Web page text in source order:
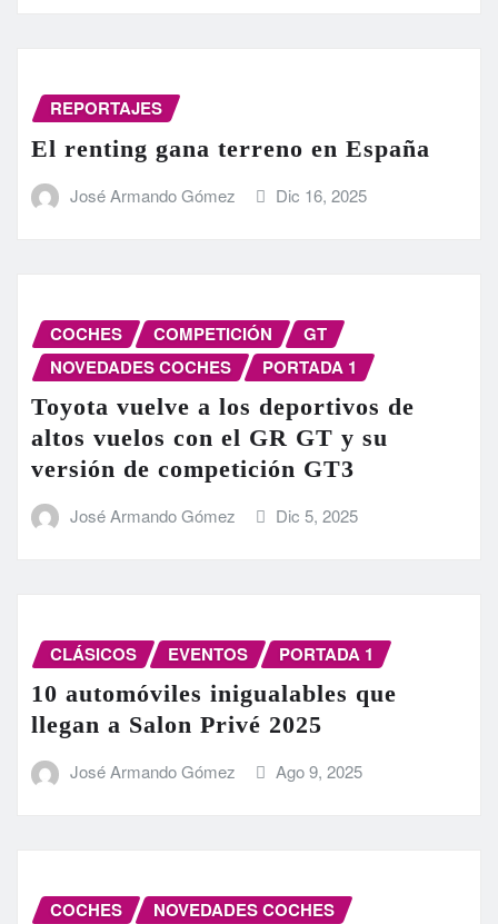
REPORTAJES
El renting gana terreno en España
José Armando Gómez Dic 16, 2025
COCHES COMPETICIÓN
GT
NOVEDADES COCHES
PORTADA 1
Toyota vuelve a los deportivos de
altos vuelos con el GR GT y su
versión de competición GT3
José Armando Gómez Dic 5, 2025
CLÁSICOS EVENTOS PORTADA 1
10 automóviles inigualables que
llegan a Salon Privé 2025
José Armando Gómez Ago 9, 2025
COCHES
NOVEDADES COCHES